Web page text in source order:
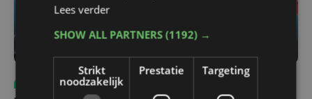
zo 2 augustus | 14:33
Lees verder
SHOW ALL PARTNERS(1192) →
Strikt
noodzakelijk
Prestatie Targeting